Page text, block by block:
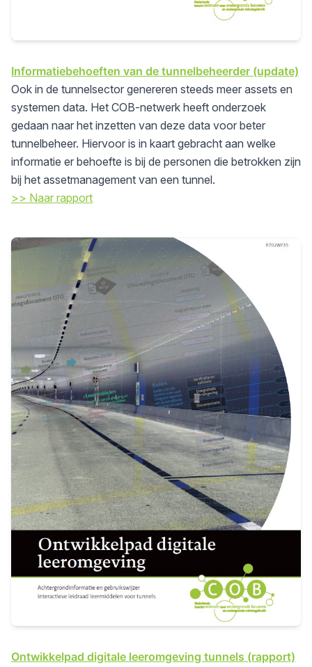
Informatiebehoeften van de tunnelbeheerder (update)
Ook in de tunnelsector genereren steeds meer assets en
systemen data. Het COB-netwerk heeft onderzoek
gedaan naar het inzetten van deze data voor beter
tunnelbeheer. Hiervoor is in kaart gebracht aan welke
informatie er behoefte is bij de personen die betrokken zijn
bij het assetmanagement van een tunnel.
>> Naar rapport
Ontwikkelpad digitale leeromgeving tunnels (rapport)